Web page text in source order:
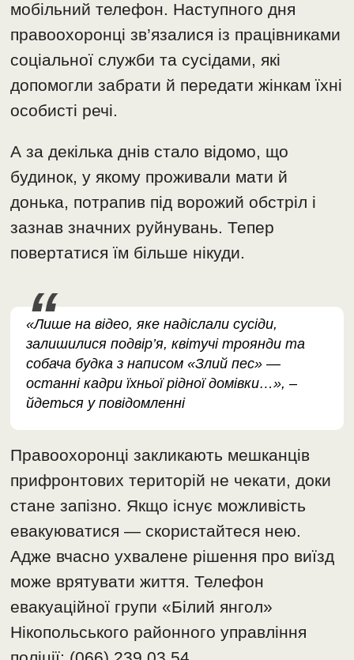
мобільний телефон. Наступного дня
правоохоронці зв’язалися із працівниками
соціальної служби та сусідами, які
допомогли забрати й передати жінкам їхні
особисті речі.
А за декілька днів стало відомо, що
будинок, у якому проживали мати й
донька, потрапив під ворожий обстріл і
зазнав значних руйнувань. Тепер
повертатися їм більше нікуди.
«Лише на відео, яке надіслали сусіди,
залишилися подвір’я, квітучі троянди та
собача будка з написом «Злий пес» —
останні кадри їхньої рідної домівки…», –
йдеться у повідомленні
Правоохоронці закликають мешканців
прифронтових територій не чекати, доки
стане запізно. Якщо існує можливість
евакуюватися — скористайтеся нею.
Адже вчасно ухвалене рішення про виїзд
може врятувати життя. Телефон
евакуаційної групи «Білий янгол»
Нікопольського районного управління